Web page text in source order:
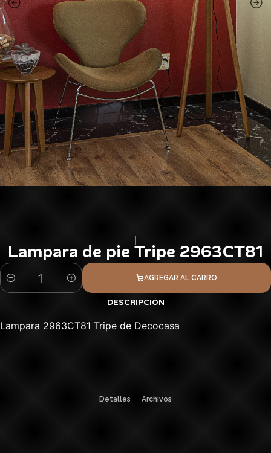
Lampara de pie Tripe 2963CT81
Cantidad
AGREGAR AL CARRO
DESCRIPCIÓN
Lampara 2963CT81 Tripe de Decocasa
Detalles Archivos